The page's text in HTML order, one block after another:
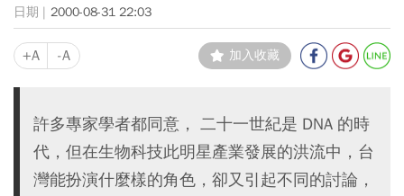
2000-08-31 22:03
+A -A 加入收藏
許多專家學者都同意， 二十一世紀是 DNA 的時
代，但在生物科技此明星產業發展的洪流中，台
灣能扮演什麼樣的角色，卻又引起不同的討論，